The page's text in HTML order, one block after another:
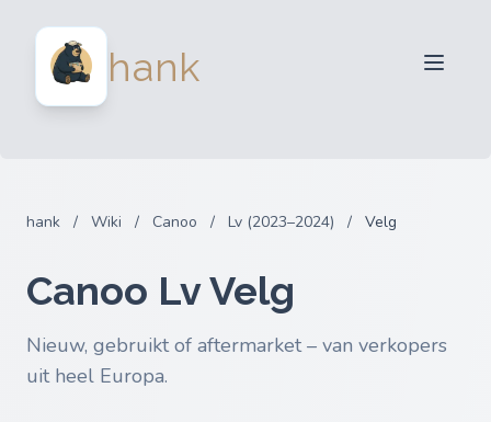
hank
Inloggen
hank / Wiki / Canoo / Lv (2023–2024) / Velg
Canoo Lv Velg
Nieuw, gebruikt of aftermarket – van verkopers
uit heel Europa.